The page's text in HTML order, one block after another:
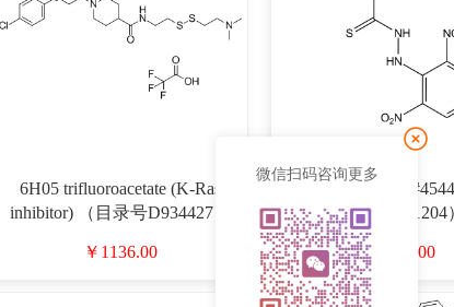
6H05 trifluoroacetate (K-Ras
inhibitor) （目录号D934427）
￥1136.00
kobe2602 （
目录号D911204
￥1646.00
微信扫码咨询更多